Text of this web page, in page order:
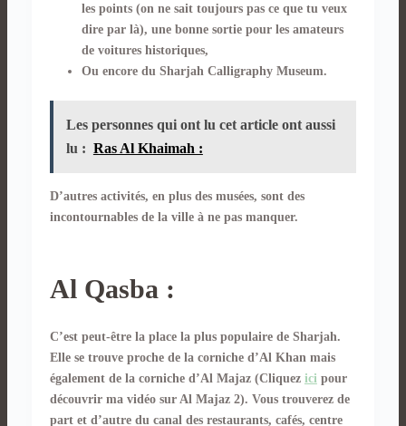
les points (on ne sait toujours pas ce que tu veux
dire par là), une bonne sortie pour les amateurs
de voitures historiques,
Ou encore du Sharjah Calligraphy Museum.
Les personnes qui ont lu cet article ont aussi
lu : Ras Al Khaimah :
D’autres activités, en plus des musées, sont des
incontournables de la ville à ne pas manquer.
Al Qasba :
C’est peut-être la place la plus populaire de Sharjah.
Elle se trouve proche de la corniche d’Al Khan mais
également de la corniche d’Al Majaz (Cliquez ici pour
découvrir ma vidéo sur Al Majaz 2). Vous trouverez de
part et d’autre du canal des restaurants, cafés, centre